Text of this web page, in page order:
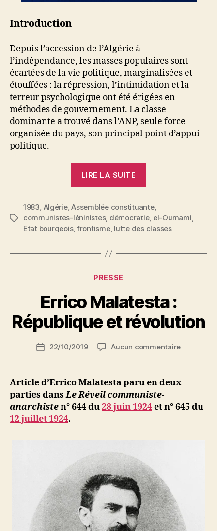
Introduction
Depuis l’accession de l’Algérie à
l’indépendance, les masses populaires sont
écartées de la vie politique, marginalisées et
étouffées : la répression, l’intimidation et la
terreur psychologique ont été érigées en
méthodes de gouvernement. La classe
dominante a trouvé dans l’ANP, seule force
organisée du pays, son principal point d’appui
politique.
LIRE LA SUITE
la
question
des
Étiquettes
1983, Algérie,Assemblée constituante,
communistes-léninistes, démocratie, el-Oumami,
Etat bourgeois, frontisme, lutte des classes
Catégories
PRESSE
Errico Malatesta :
République et révolution
de
a
S
N
ji
b
Date22/10/2019 Aucun commentairesur
révolution
Article d’Errico Malatesta paru en deux
parties dansLe Réveil communiste-
anarchisten° 644 du28 juin 1924et n° 645 du
12 juillet 1924.